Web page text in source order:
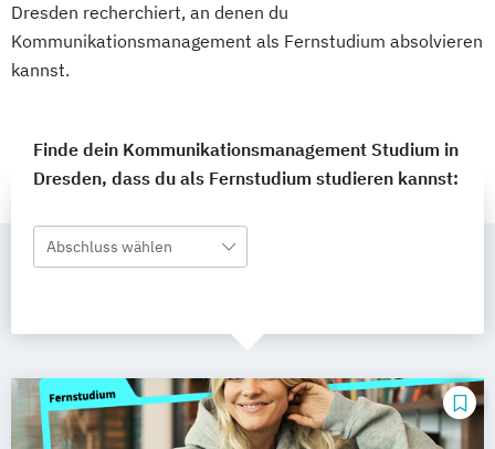
Dresden recherchiert, an denen du
Kommunikationsmanagement als Fernstudium absolvieren
kannst.
Finde dein Kommunikationsmanagement Studium in
Dresden, dass du als Fernstudium studieren kannst:
Abschluss wählen